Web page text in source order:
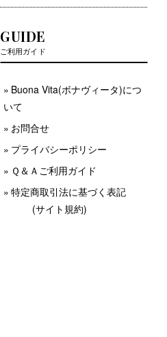
GUIDE
ご利用ガイド
Buona Vita(ボナヴィータ)につ
いて
お問合せ
プライバシーポリシー
Ｑ＆Ａご利用ガイド
特定商取引法に基づく表記
(サイト規約)